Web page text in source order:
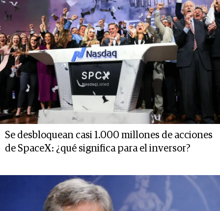
Se desbloquean casi 1.000 millones de acciones
de SpaceX: ¿qué significa para el inversor?